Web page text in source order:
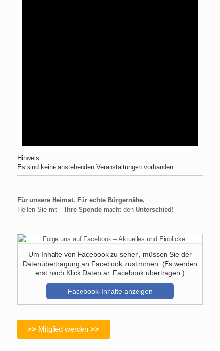
Hinweis
Es sind keine anstehenden Veranstaltungen vorhanden.
Für unsere Heimat. Für echte Bürgernähe.
Helfen Sie mit – Ihre Spende macht den Unterschied!
Um Inhalte von Facebook zu sehen, müssen Sie der
Datenübertragung an Facebook zustimmen. (Es werden
erst nach Klick Daten an Facebook übertragen.)
Facebook-Inhalte anzeigen
>> Mitglied werden>>